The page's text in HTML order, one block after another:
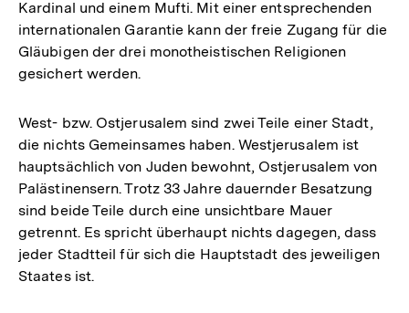
Kardinal und einem Mufti. Mit einer entsprechenden
internationalen Garantie kann der freie Zugang für die
Gläubigen der drei monotheistischen Religionen
gesichert werden.
West- bzw. Ostjerusalem sind zwei Teile einer Stadt,
die nichts Gemeinsames haben. Westjerusalem ist
hauptsächlich von Juden bewohnt, Ostjerusalem von
Palästinensern. Trotz 33 Jahre dauernder Besatzung
sind beide Teile durch eine unsichtbare Mauer
getrennt. Es spricht überhaupt nichts dagegen, dass
jeder Stadtteil für sich die Hauptstadt des jeweiligen
Staates ist.